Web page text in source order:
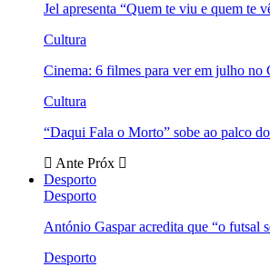
Jel apresenta “Quem te viu e quem te
Cultura
Cinema: 6 filmes para ver em julho no
Cultura
“Daqui Fala o Morto” sobe ao palco
Ante Próx
Desporto
Desporto
António Gaspar acredita que “o futsal
Desporto